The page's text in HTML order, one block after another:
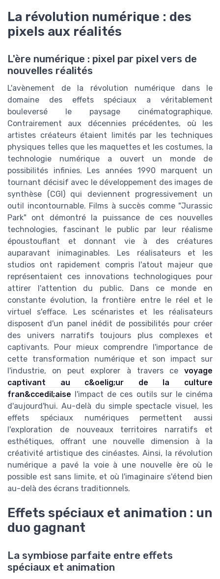
La révolution numérique : des
pixels aux réalités
L'ère numérique : pixel par pixel vers de
nouvelles réalités
L'avènement de la révolution numérique dans le
domaine des effets spéciaux a véritablement
bouleversé le paysage cinématographique.
Contrairement aux décennies précédentes, où les
artistes créateurs étaient limités par les techniques
physiques telles que les maquettes et les costumes, la
technologie numérique a ouvert un monde de
possibilités infinies. Les années 1990 marquent un
tournant décisif avec le développement des images de
synthèse (CGI) qui deviennent progressivement un
outil incontournable. Films à succès comme "Jurassic
Park" ont démontré la puissance de ces nouvelles
technologies, fascinant le public par leur réalisme
époustouflant et donnant vie à des créatures
auparavant inimaginables. Les réalisateurs et les
studios ont rapidement compris l'atout majeur que
représentaient ces innovations technologiques pour
attirer l'attention du public. Dans ce monde en
constante évolution, la frontière entre le réel et le
virtuel s'efface. Les scénaristes et les réalisateurs
disposent d'un panel inédit de possibilités pour créer
des univers narratifs toujours plus complexes et
captivants. Pour mieux comprendre l'importance de
cette transformation numérique et son impact sur
l'industrie, on peut explorer à travers ce voyage
captivant au c&oelig;ur de la culture
fran&ccedil;aise l'impact de ces outils sur le cinéma
d'aujourd'hui. Au-delà du simple spectacle visuel, les
effets spéciaux numériques permettent aussi
l'exploration de nouveaux territoires narratifs et
esthétiques, offrant une nouvelle dimension à la
créativité artistique des cinéastes. Ainsi, la révolution
numérique a pavé la voie à une nouvelle ère où le
possible est sans limite, et où l'imaginaire s'étend bien
au-delà des écrans traditionnels.
Effets spéciaux et animation : un
duo gagnant
La symbiose parfaite entre effets
spéciaux et animation